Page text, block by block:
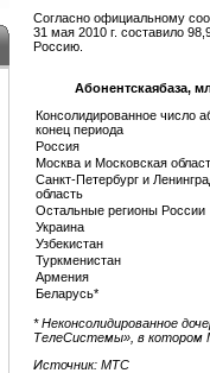
Согласно официальному
31 мая 2010 г. составило
Россию.
Абонентскаябаза,
Консолидированное число
конец периода
Россия
Москва и Московская
Санкт-Петербург и
область
Остальные регионы России
Украина
Узбекистан
Туркменистан
Армения
Беларусь*
* Неконсолидированное
ТелеСистемы», в котором
Источник: МТС